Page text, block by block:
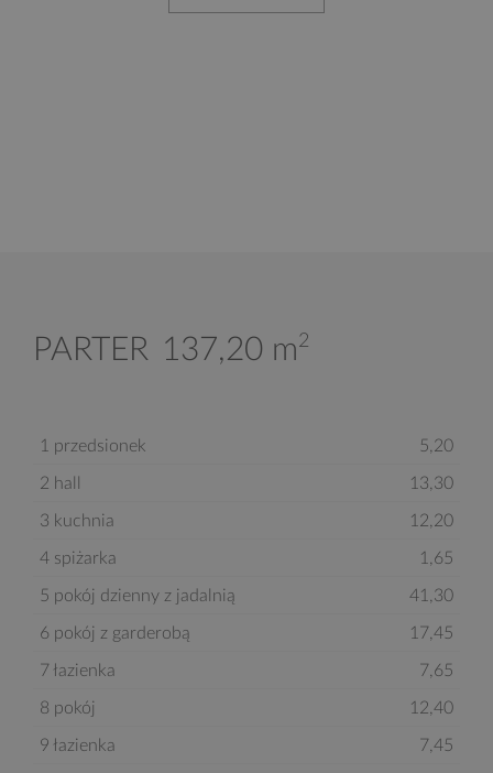
PARTER 137,20 m2
1 przedsionek 5,20
2 hall 13,30
3 kuchnia 12,20
4 spiżarka 1,65
5 pokój dzienny z jadalnią 41,30
6 pokój z garderobą 17,45
7 łazienka 7,65
8 pokój 12,40
9 łazienka 7,45